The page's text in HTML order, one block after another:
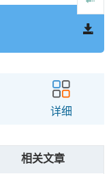
详细
相关文章